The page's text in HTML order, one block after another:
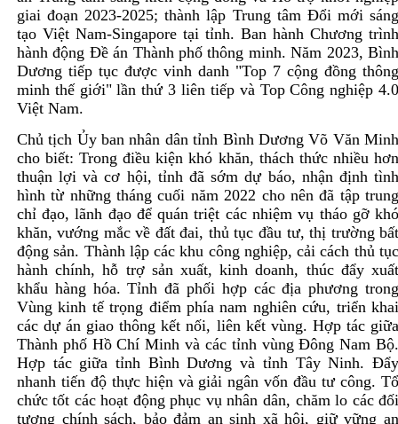
giai đoạn 2023-2025; thành lập Trung tâm Ðổi mới
tạo Việt Nam-Singapore tại tỉnh. Ban hành Chương
hành động Ðề án Thành phố thông minh. Năm 2023,
Dương tiếp tục được vinh danh "Top 7 cộng đồng
minh thế giới" lần thứ 3 liên tiếp và Top Công nghiệp
Việt Nam.
Chủ tịch Ủy ban nhân dân tỉnh Bình Dương Võ Văn
cho biết: Trong điều kiện khó khăn, thách thức nhiều
thuận lợi và cơ hội, tỉnh đã sớm dự báo, nhận định
hình từ những tháng cuối năm 2022 cho nên đã tập
chỉ đạo, lãnh đạo để quán triệt các nhiệm vụ tháo gỡ
khăn, vướng mắc về đất đai, thủ tục đầu tư, thị trường
động sản. Thành lập các khu công nghiệp, cải cách thủ
hành chính, hỗ trợ sản xuất, kinh doanh, thúc đẩy
khẩu hàng hóa. Tỉnh đã phối hợp các địa phương
Vùng kinh tế trọng điểm phía nam nghiên cứu, triển
các dự án giao thông kết nối, liên kết vùng. Hợp tác
Thành phố Hồ Chí Minh và các tỉnh vùng Ðông Nam
Hợp tác giữa tỉnh Bình Dương và tỉnh Tây Ninh.
nhanh tiến độ thực hiện và giải ngân vốn đầu tư công.
chức tốt các hoạt động phục vụ nhân dân, chăm lo các
tượng chính sách, bảo đảm an sinh xã hội, giữ vững